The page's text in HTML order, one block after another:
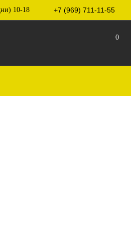
10-18 +7 (969) 711-11-55
0